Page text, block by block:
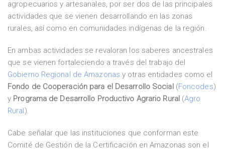
agropecuarios y artesanales, por ser dos de las principales
actividades que se vienen desarrollando en las zonas
rurales, así como en comunidades indígenas de la región.
En ambas actividades se revaloran los saberes ancestrales
que se vienen fortaleciendo a través del trabajo del
Gobierno Regional de Amazonas y otras entidades como el
Fondo de Cooperación para el Desarrollo Social(Foncodes)
y Programa de Desarrollo Productivo Agrario Rural(Agro
Rural).
Cabe señalar que las instituciones que conforman este
Comité de Gestión de la Certificación en Amazonas son el